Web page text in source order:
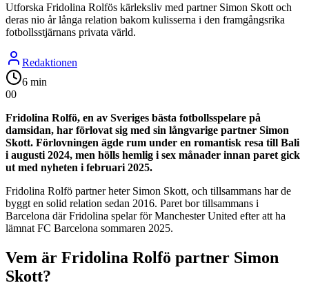
Utforska Fridolina Rolfös kärleksliv med partner Simon Skott och
deras nio år långa relation bakom kulisserna i den framgångsrika
fotbollsstjärnans privata värld.
Redaktionen
6 min
00
Fridolina Rolfö, en av Sveriges bästa fotbollsspelare på
damsidan, har förlovat sig med sin långvarige partner Simon
Skott. Förlovningen ägde rum under en romantisk resa till Bali
i augusti 2024, men hölls hemlig i sex månader innan paret gick
ut med nyheten i februari 2025.
Fridolina Rolfö partner heter Simon Skott, och tillsammans har de
byggt en solid relation sedan 2016. Paret bor tillsammans i
Barcelona där Fridolina spelar för Manchester United efter att ha
lämnat FC Barcelona sommaren 2025.
Vem är Fridolina Rolfö partner Simon
Skott?